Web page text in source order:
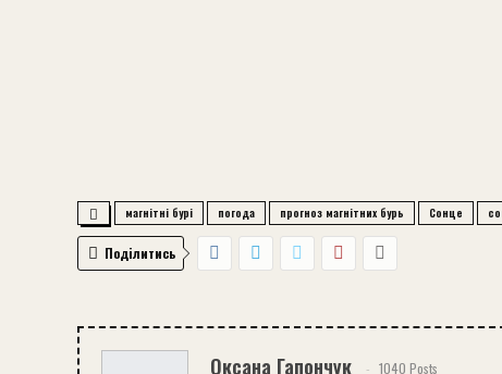
магнітні бурі погода прогноз магнітних бурь Сонце
Поділитись
Оксана Гапончук 1040 Posts